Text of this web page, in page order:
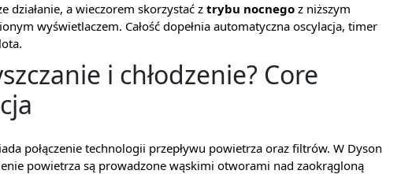
działanie, a wieczorem skorzystać ztrybu nocnego z niższym
wyświetlaczem. Całość dopełnia automatyczna oscylacja, timer
i chłodzenie? Core
połączenie technologii przepływu powietrza oraz filtrów. W Dyson
powietrza są prowadzone wąskimi otworami nad zaokrągloną